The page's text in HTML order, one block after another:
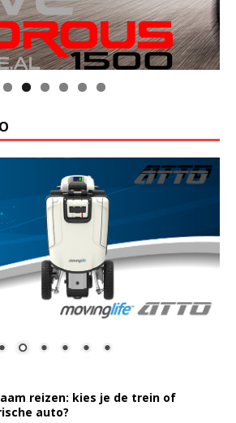
reizen: kies je de trein of
auto?